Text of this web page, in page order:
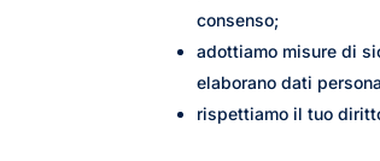
consenso;
adottiamo misure di
elaborano dati
rispettiamo il tuo